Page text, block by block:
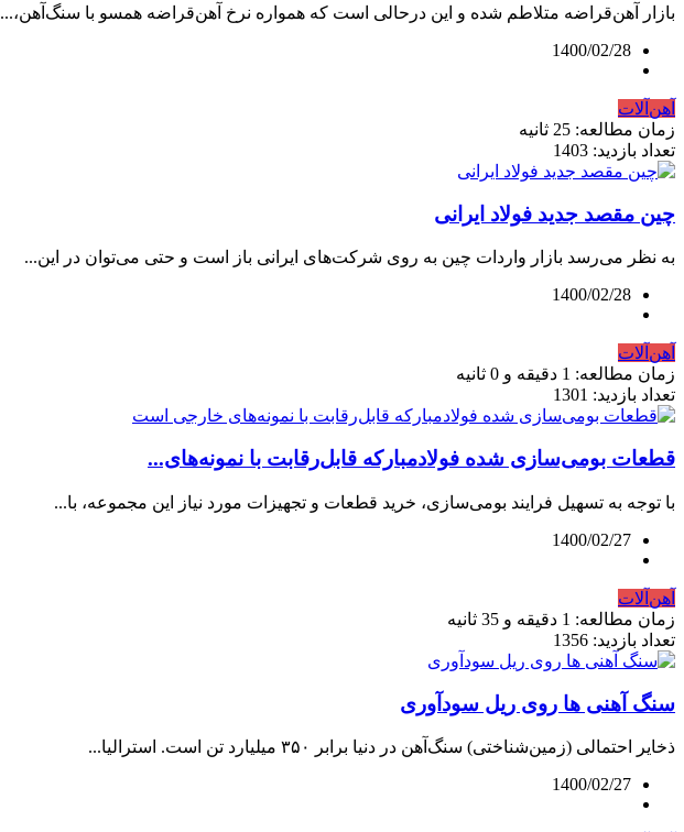
بازار آهن‌قراضه متلاطم شده و این درحالی است که همواره نرخ آهن‌قراضه همسو با سنگ‌آهن،...
1400/02/28
آهن‌آلات
زمان مطالعه: 25 ثانیه
تعداد بازدید: 1403
چین مقصد جدید فولاد ایرانی
به نظر می‌رسد بازار واردات چین به روی شرکت‌های ایرانی باز است و حتی می‌توان در این...
1400/02/28
آهن‌آلات
زمان مطالعه: 1 دقیقه و 0 ثانیه
تعداد بازدید: 1301
قطعات بومی‌سازی شده فولادمبارکه قابل‌رقابت با نمونه‌های...
با توجه به تسهیل فرایند بومی‌سازی، خرید قطعات و تجهیزات مورد نیاز این مجموعه، با...
1400/02/27
آهن‌آلات
زمان مطالعه: 1 دقیقه و 35 ثانیه
تعداد بازدید: 1356
سنگ‌ آهنی‌ ها روی ریل سودآوری
ذخایر احتمالی (زمین‌شناختی) سنگ‌‌آهن در دنیا برابر ۳۵۰ میلیارد تن است. استرالیا...
1400/02/27